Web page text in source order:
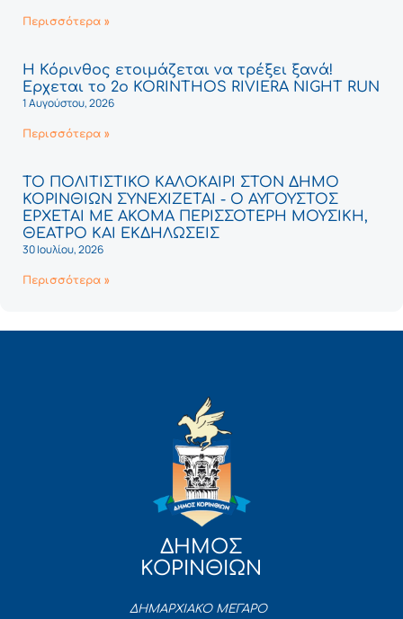
Περισσότερα »
Η Κόρινθος ετοιμάζεται να τρέξει ξανά!
Έρχεται το 2ο KORINTHOS RIVIERA NIGHT RUN
1 Αυγούστου, 2026
Περισσότερα »
ΤΟ ΠΟΛΙΤΙΣΤΙΚΟ ΚΑΛΟΚΑΙΡΙ ΣΤΟΝ ΔΗΜΟ
ΚΟΡΙΝΘΙΩΝ ΣΥΝΕΧΙΖΕΤΑΙ - Ο ΑΥΓΟΥΣΤΟΣ
ΕΡΧΕΤΑΙ ΜΕ ΑΚΟΜΑ ΠΕΡΙΣΣΟΤΕΡΗ ΜΟΥΣΙΚΗ,
ΘΕΑΤΡΟ ΚΑΙ ΕΚΔΗΛΩΣΕΙΣ
30 Ιουλίου, 2026
Περισσότερα »
ΔΗΜΟΣ
ΚΟΡΙΝΘΙΩΝ
ΔΗΜΑΡΧΙΑΚΟ ΜΕΓΑΡΟ